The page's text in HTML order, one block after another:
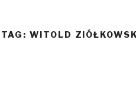
TAG: WITOLD ZIÓŁKOWSKI